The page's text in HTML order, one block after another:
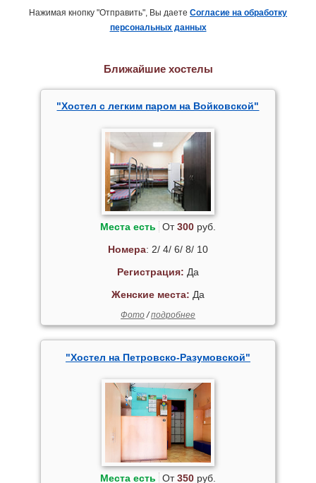
Нажимая кнопку "Отправить", Вы даете Согласие на обработку
персональных данных
Ближайшие хостелы
"Хостел с легким паром на Войковской"
Места есть От300руб.
Номера: 2/ 4/ 6/ 8/ 10
Регистрация: Да
Женские места: Да
Фото/подробнее
"Хостел на Петровско-Разумовской"
Места есть От350руб.